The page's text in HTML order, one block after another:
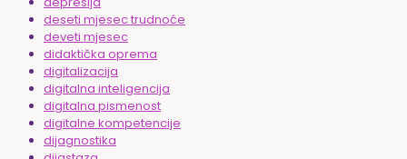
deseti mjesec trudnoće
deveti mjesec
didaktička oprema
digitalizacija
digitalna inteligencija
digitalna pismenost
digitalne kompetencije
dijagnostika